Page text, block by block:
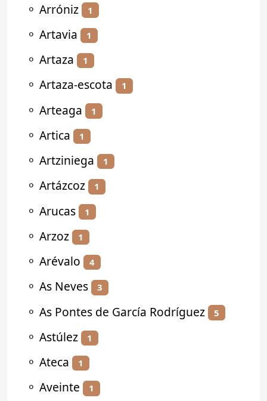
⚬ Arróniz 1
⚬ Artavia 1
⚬ Artaza 1
⚬ Artaza-escota 1
⚬ Arteaga 1
⚬ Artica 1
⚬ Artziniega 1
⚬ Artázcoz 1
⚬ Arucas 1
⚬ Arzoz 1
⚬ Arévalo 4
⚬ As Neves 3
⚬ As Pontes de García Rodríguez 5
⚬ Astúlez 1
⚬ Ateca 1
⚬ Aveinte 1